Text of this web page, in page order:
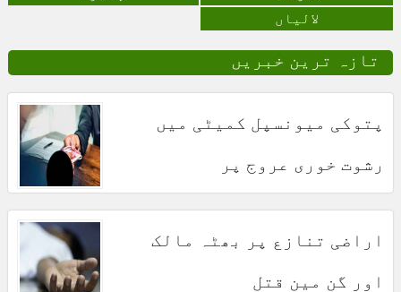
لالیاں
تازہ ترین خبریں
پتوکی میونسپل کمیٹی میں
رشوت خوری عروج پر
اراضی تنازع پر بھٹہ مالک
اور گن مین قتل